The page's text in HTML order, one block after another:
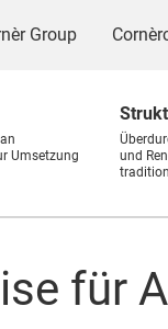
Group
Umsetzung
und
für